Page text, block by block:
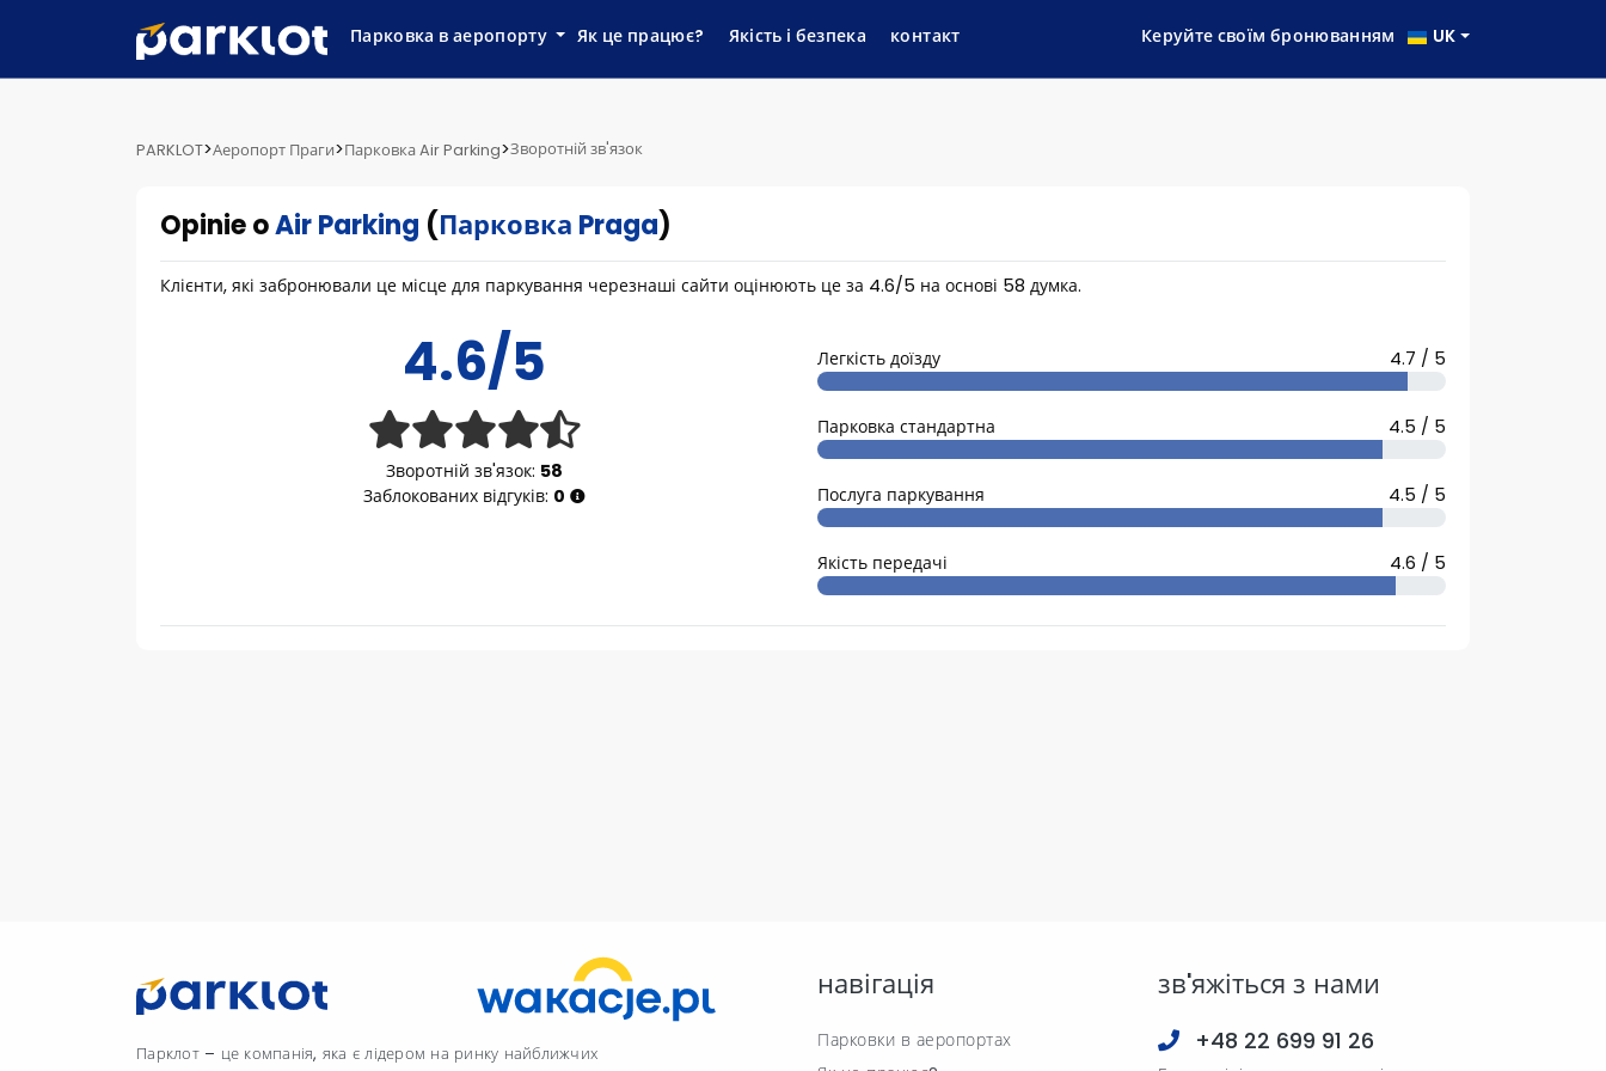
Парковка в аеропорту Як це працює? Якість і безпека контакт Керуйте своїм бронюванням UK
PARKLOT>Аеропорт Праги>Парковка Air Parking>Зворотній зв'язок
Opinie oAir Parking (Парковка Praga)
Клієнти, які забронювали це місце для паркування черезнаші сайти оцінюють це за 4.6/5 на основі 58 думка.
4.6/5
Зворотній зв'язок: 58
Заблокованих відгуків: 0
Легкість доїзду 4.7 / 5
Парковка стандартна 4.5 / 5
Послуга паркування 4.5 / 5
Якість передачі 4.6 / 5
Парклот – це компанія, яка є лідером на ринку найближчих
навігація
Парковки в аеропортах
зв'яжіться з нами
+48 22 699 91 26